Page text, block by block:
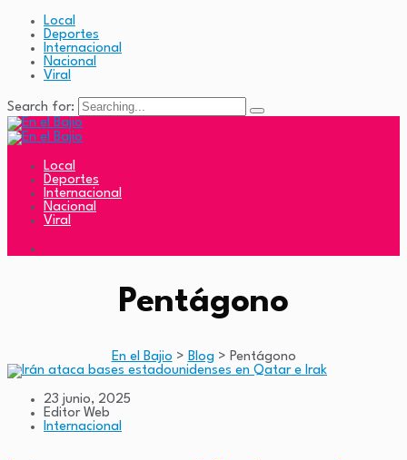
Local
Deportes
Internacional
Nacional
Viral
Search for:
Local
Deportes
Internacional
Nacional
Viral
Pentágono
En el Bajio > Blog> Pentágono
23 junio, 2025
Editor Web
Internacional